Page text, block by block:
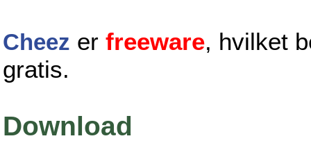
Cheez er freeware, hvilket
gratis.
Download